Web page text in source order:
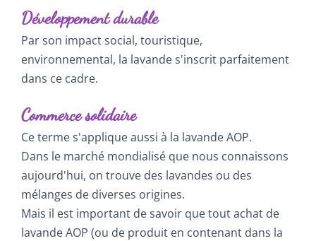
Développement durable
Par son impact social, touristique,
environnemental, la lavande s'inscrit parfaitement
dans ce cadre.
Commerce solidaire
Ce terme s'applique aussi à la lavande AOP.
Dans le marché mondialisé que nous connaissons
aujourd'hui, on trouve des lavandes ou des
mélanges de diverses origines.
Mais il est important de savoir que tout achat de
lavande AOP (ou de produit en contenant dans la